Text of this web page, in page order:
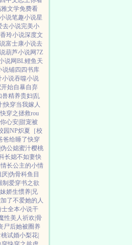
文学免费看
说笔趣小说星
去小说完美小
香玲小说深度文
富士康小说去
葫芦小说网7Z
说网BL鲤鱼 天
说铺四四书库
小说吞噬小说
始自暴自弃
兽精养贵妇|乱
|快穿当我嫁人
快穿之拯救rou
心安|甜宠被
园NP炽夏［校
爸给睡了快穿
公媳蜜汁樱桃
长媳不如妻快
长公主的小情
|伪骨科鱼目
制爱穿书之欲
娇生惯养|兄
了不爱她的人
士全本小说干
性美人祈欢|骨
尸后她被圈养
试婚小梨花|